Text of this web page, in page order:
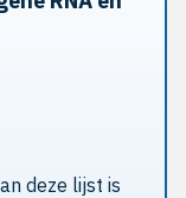
deze lijst is